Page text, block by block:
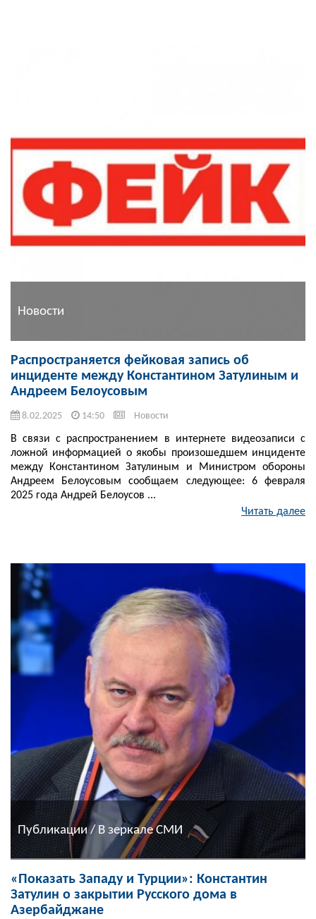
Новости
Распространяется фейковая запись об
инциденте между Константином Затулиным и
Андреем Белоусовым
8.02.2025 14:50 Новости
В связи с распространением в интернете видеозаписи с
ложной информацией о якобы произошедшем инциденте
между Константином Затулиным и Министром обороны
Андреем Белоусовым сообщаем следующее: 6 февраля
2025 года Андрей Белоусов ...
Читать далее
Публикации / В зеркале СМИ
«Показать Западу и Турции»: Константин
Затулин о закрытии Русского дома в
Азербайджане